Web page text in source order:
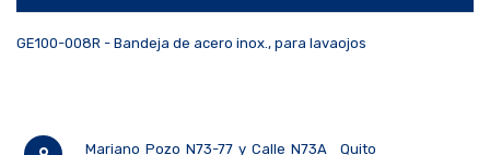
GE100-008R - Bandeja de acero inox., para lavaojos
Mariano Pozo N73-77 y Calle N73A Quito